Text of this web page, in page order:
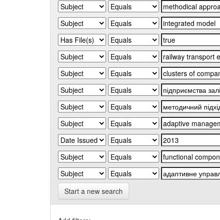
Start a new search